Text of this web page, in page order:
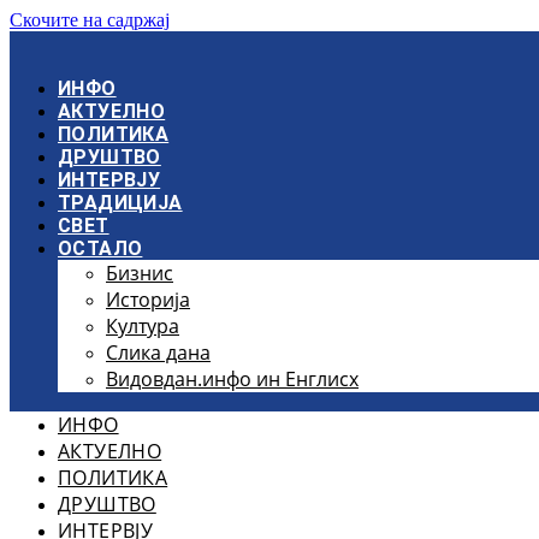
Скочите на садржај
ИНФО
АКТУЕЛНО
ПОЛИТИКА
ДРУШТВО
ИНТЕРВЈУ
ТРАДИЦИЈА
СВЕТ
ОСТАЛО
Бизнис
Историја
Култура
Слика дана
Видовдан.инфо ин Енглисх
ИНФО
АКТУЕЛНО
ПОЛИТИКА
ДРУШТВО
ИНТЕРВЈУ